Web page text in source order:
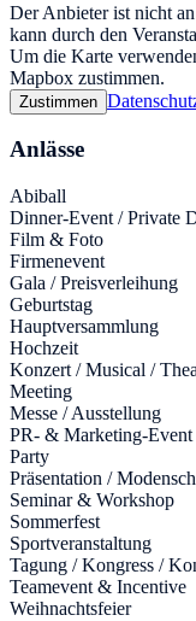
Der Anbieter ist nicht
kann durch den
Um die Karte
Mapbox zustimmen.
Zustimmen
Anlässe
Abiball
Dinner-Event / Private
Film & Foto
Firmenevent
Gala / Preisverleihung
Geburtstag
Hauptversammlung
Hochzeit
Konzert / Musical /
Meeting
Messe / Ausstellung
PR- & Marketing-Event
Party
Präsentation /
Seminar & Workshop
Sommerfest
Sportveranstaltung
Tagung / Kongress /
Teamevent & Incentive
Weihnachtsfeier